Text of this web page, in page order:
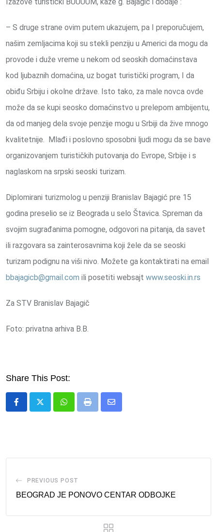
– S druge strane ovim putem ukazujem, pa I preporučujem,
našim zemljacima koji su stekli penziju u Americi da mogu da
provode i duže vreme u nekom od seoskih domaćinstava
kod ljubaznih domaćina, uz bogat turistički program, I da
obiđu Srbiju i okolne države. Isto tako, za male novca ovde
može da se kupi seosko domaćinstvo u prelepom ambijentu,
da od manjeg dela svoje penzije mogu u Srbiji da žive mnogo
kvalitetnije. Mlađi i poslovno sposobni ljudi mogu da se bave
organizovanjem turističkih putovanja do Evrope, Srbije i s
naglaskom na srpski seoski turizam.
Diplomirani turizmolog u penziji Branislav Bajagić pre 15
godina preselio se iz Beograda u selo Štavica. Spreman da
svojim sugrađanima pomogne, odgovori na pitanja, da savet
ili razgovara sa zainterosavnima koji žele da se seoski
turizam podignu na viši nivo. Možete ga kontaktirati na email
bbajagicb@gmail.com ili posetiti websajt www.seoski.in.rs
Za STV Branislav Bajagič
Foto: privatna arhiva B.B.
Share This Post:
Whatsapp
Print
Share
PREVIOUS POST
BEOGRAD JE PONOVO CENTAR ODBOJKE